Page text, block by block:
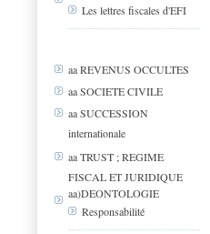
Les lettres fiscales d'EFI
aa REVENUS OCCULTES
aa SOCIETE CIVILE
aa SUCCESSION
internationale
aa TRUST ; REGIME
FISCAL ET JURIDIQUE
aa)DEONTOLOGIE
Responsabilité